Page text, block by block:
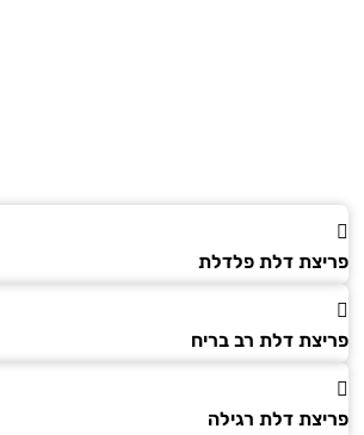
דלת פלדלת
דלת רב בריח
דלת רגילה